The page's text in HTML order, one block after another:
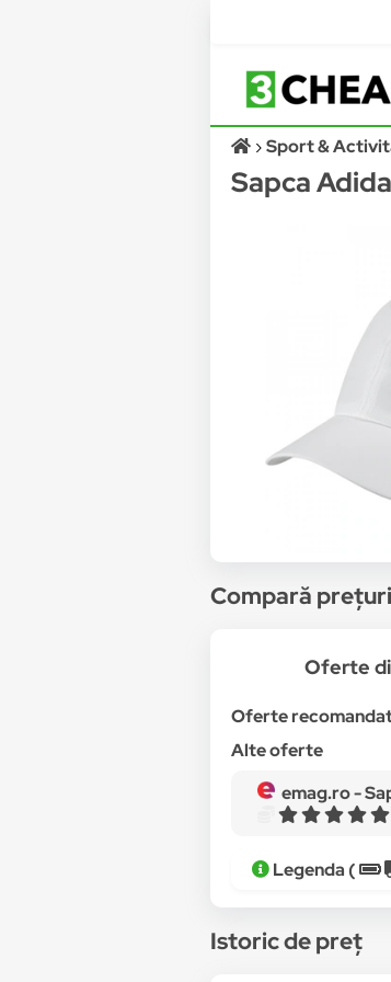
Sport &
Sapca
Compară
Oferte
Oferte
Alte oferte
emag.ro -
Legenda (
Istoric de preț